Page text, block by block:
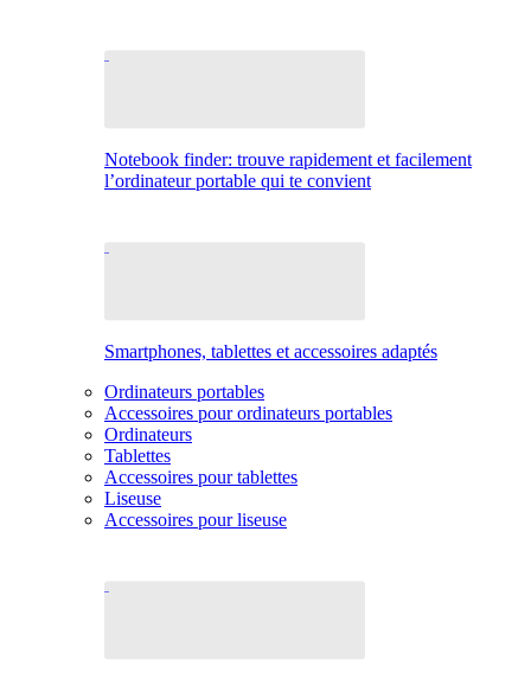
Notebook finder: trouve rapidement et facilement
l’ordinateur portable qui te convient
Smartphones, tablettes et accessoires adaptés
Ordinateurs portables
Accessoires pour ordinateurs portables
Ordinateurs
Tablettes
Accessoires pour tablettes
Liseuse
Accessoires pour liseuse